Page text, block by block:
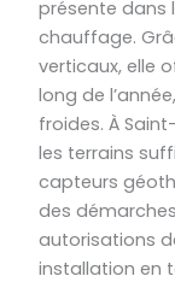
présente dans
chauffage.
verticaux, elle
long de
froides. À
les terrains
capteurs
des
autorisations
installation en